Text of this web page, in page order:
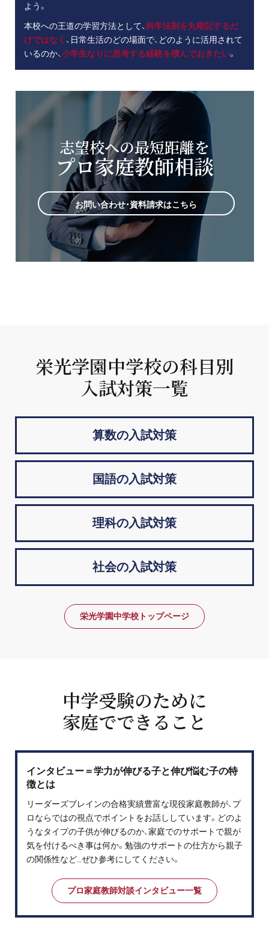
よう。
本校への王道の学習方法として、科学法則を丸暗記するだ
けではなく 、日常生活のどの場面で、どのように活用されて
いるのか、小学生なりに思考する経験を積んでおきたい。
志望校への最短距離を
プロ家庭教師相談
お問い合わせ・資料請求はこちら
栄光学園中学校の科目別
入試対策一覧
算数の入試対策
国語の入試対策
理科の入試対策
社会の入試対策
栄光学園中学校トップページ
中学受験のために
家庭でできること
インタビュー＝学力が伸びる子と伸び悩む子の特
徴とは
リーダーズブレインの合格実績豊富な現役家庭教師が、プ
ロならではの視点でポイントをお話ししています。どのよ
うなタイプの子供が伸びるのか、家庭でのサポートで親が
気を付けるべき事は何か。勉強のサポートの仕方から親子
の関係性など…ぜひ参考にしてください。
プロ家庭教師対談インタビュー一覧